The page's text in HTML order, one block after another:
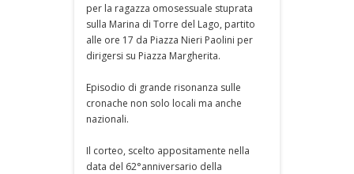
per la ragazza omosessuale stuprata
sulla Marina di Torre del Lago, partito
alle ore 17 da Piazza Nieri Paolini per
dirigersi su Piazza Margherita.
Episodio di grande risonanza sulle
cronache non solo locali ma anche
nazionali.
Il corteo, scelto appositamente nella
data del 62°anniversario della